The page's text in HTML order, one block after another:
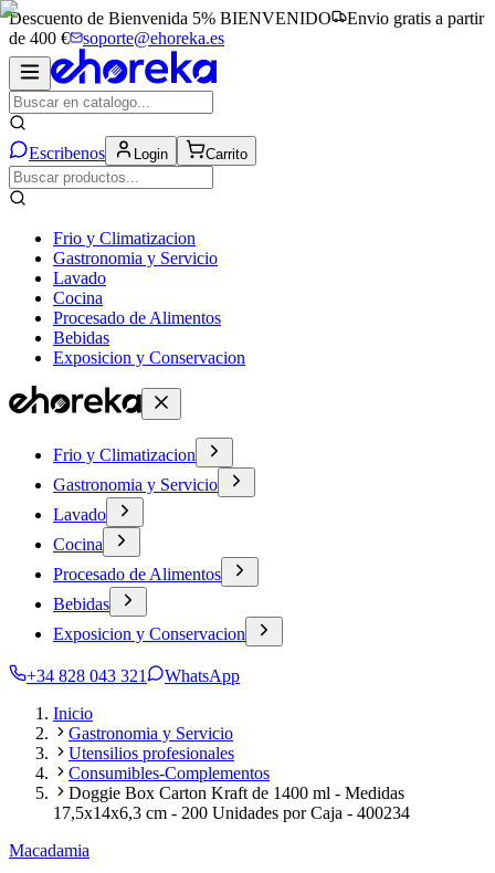
Descuento de Bienvenida 5% BIENVENIDO
Envio gratis a partir
de 400 €
soporte@ehoreka.es
Escribenos Login Carrito
Frio y Climatizacion
Gastronomia y Servicio
Lavado
Cocina
Procesado de Alimentos
Bebidas
Exposicion y Conservacion
Frio y Climatizacion
Gastronomia y Servicio
Lavado
Cocina
Procesado de Alimentos
Bebidas
Exposicion y Conservacion
+34 828 043 321
WhatsApp
Inicio
Gastronomia y Servicio
Utensilios profesionales
Consumibles-Complementos
Doggie Box Carton Kraft de 1400 ml - Medidas
17,5x14x6,3 cm - 200 Unidades por Caja - 400234
Macadamia